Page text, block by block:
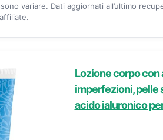
variare. Dati aggiornati all’ultimo
Lozione corpo con
imperfezioni, pelle
acido ialuronico